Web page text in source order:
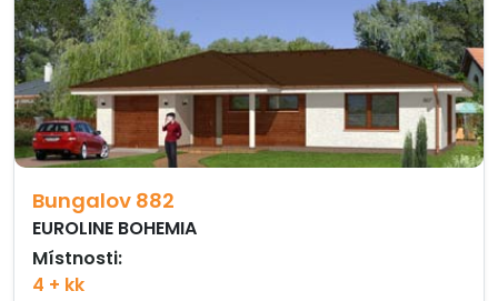
Bungalov 882
EUROLINE BOHEMIA
Místnosti:
4 + kk